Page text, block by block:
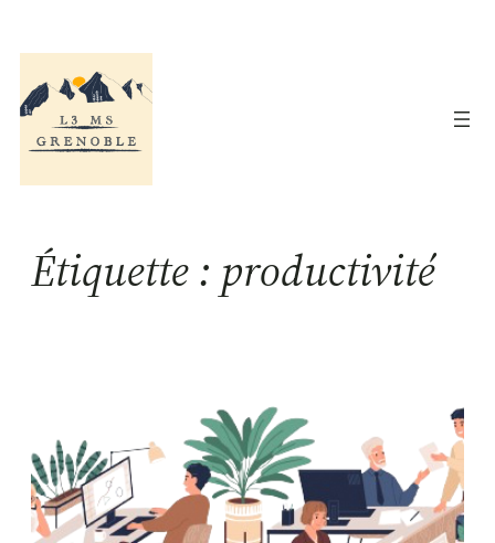
au
contenu
Étiquette : productivité